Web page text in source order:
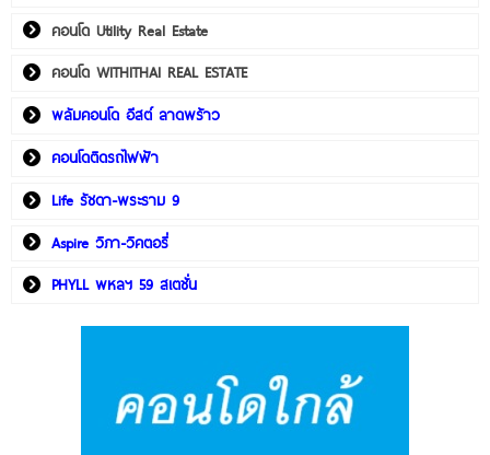
คอนโด Utility Real Estate
คอนโด WITHITHAI REAL ESTATE
พลัมคอนโด อีสต์ ลาดพร้าว
คอนโดติดรถไฟฟ้า
Life รัชดา-พระราม 9
Aspire วิภา-วิคตอรี่
PHYLL พหลฯ 59 สเตชั่น